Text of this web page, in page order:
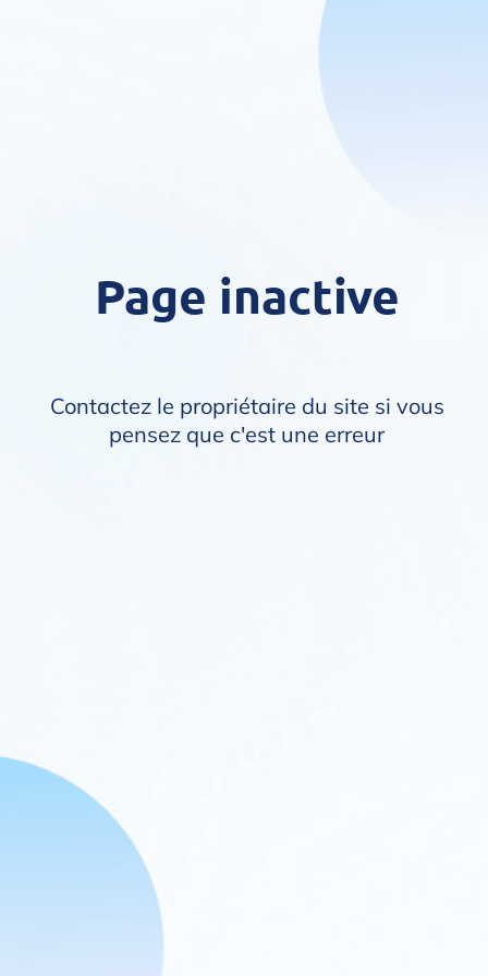
Page inactive
Contactez le propriétaire du site si vous
pensez que c'est une erreur